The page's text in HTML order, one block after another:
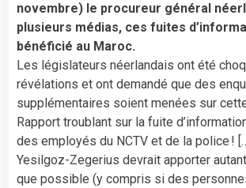
novembre) le procureur général
plusieurs médias, ces fuites
bénéficié au Maroc.
Les législateurs néerlandais ont été
révélations et ont demandé que des
supplémentaires soient menées sur
Rapport troublant sur la fuite
des employés du NCTV et de la police !
Yesilgoz-Zegerius devrait apporter
que possible (y compris si des